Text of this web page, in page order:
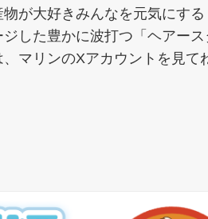
が大好きみんなを元気にする
した豊かに波打つ「ヘアース
マリンのXアカウントを見て